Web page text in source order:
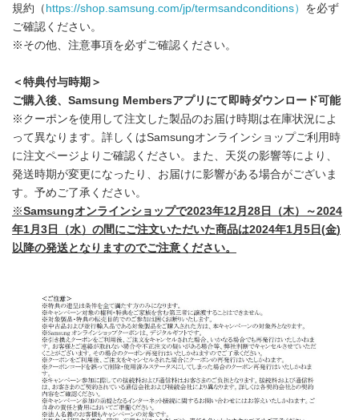
規約（ https://shop.samsung.com/jp/termsandconditions） を必ず
ご確認ください。
※その他、注意事項を必ずご確認ください。
＜特典付与時期＞
ご購入後、 Samsung Membersアプリにて即時ダウンロード可能
※クーポンを使用して注文した製品のお届け時期は在庫状況によ
って異なります。詳しくはSamsungオンラインショップご利用時
に注文ページよりご確認ください。また、天災の影響等により、
発送時期が変更になったり、お届けに影響がある場合がございま
す。予めご了承ください。
※Samsungオンラインショップで2023年12 月 28 日（木）～2024
年1 月 3 日（水）の間にご注文いただいた商品は2024年1 月 5 日 (金)
以降の発送となりますのでご注意ください。
Japanese